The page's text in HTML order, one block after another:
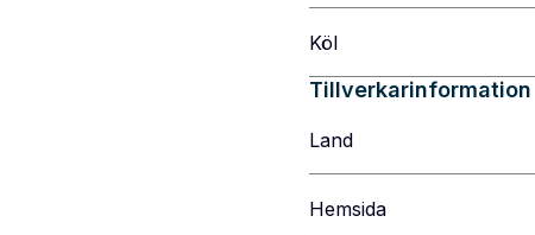
Köl
Tillverkarinformation
Land
Hemsida